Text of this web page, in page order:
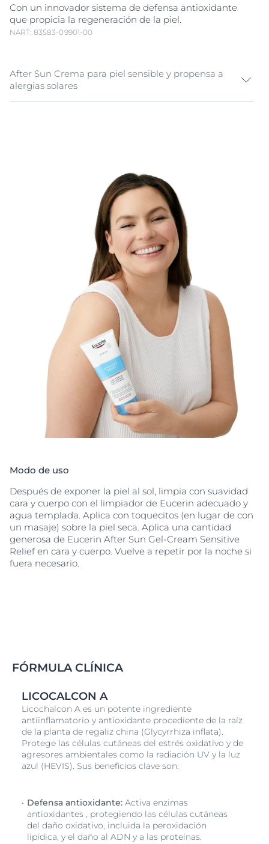
Con un innovador sistema de defensa antioxidante
que propicia la regeneración de la piel.
NART: 83583-09901-00
After Sun Crema para piel sensible y propensa a
alergias solares
procede de la alfa-glucosilrutina, que neutraliza los
radicales libres (los principales desencadenantes de
la sensibilidad y la alergia). La fórmula también
incluye licocalcón A para calmar la piel y propiciar la
Esta crema-gel after sun tiene una textura agradable y
se ha demostrado clínica y dermatológicamente que
puede usarse en pieles sensibles y propensas a las
alergias solares. Además,no contiene fragancias, con
lo que se reduce al mínimo el riesgo de irritación
(1) Cumplimos los criterios más exigentes de
protección frente a rayos UVA y UVB definidos por
Cosmetics Europe. Los niveles de protección frente a
los rayos UVA son más altos de lo que recomienda la
normativa europea.
Modo de uso
Después de exponer la piel al sol, limpia con suavidad
cara y cuerpo con el limpiador de Eucerin adecuado y
agua templada. Aplica con toquecitos (en lugar de con
un masaje) sobre la piel seca. Aplica una cantidad
generosa de Eucerin After Sun Gel-Cream Sensitive
Relief en cara y cuerpo. Vuelve a repetir por la noche si
fuera necesario.
FÓRMULA CLÍNICA
LICOCALCON A
Licochalcon A es un potente ingrediente
antiinflamatorio y antioxidante procediente de la raíz
de la planta de regaliz china (Glycyrrhiza inflata).
Protege las células cutáneas del estrés oxidativo y de
agresores ambientales como la radiación UV y la luz
azul (HEVIS). Sus beneficios clave son:
Defensa antioxidante: Activa enzimas
antioxidantes , protegiendo las células cutáneas
del daño oxidativo, incluida la peroxidación
lipídica, y el daño al ADN y a las proteínas.